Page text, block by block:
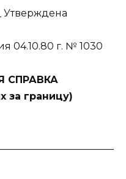
Утверждена
04.10.80 г. № 1030
СПРАВКА
за границу)